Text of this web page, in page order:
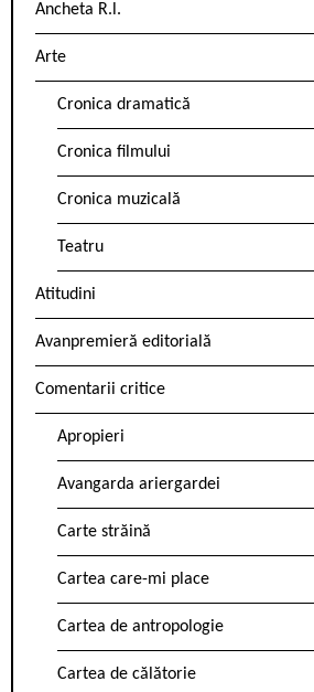
Ancheta R.l.
Arte
Cronica dramatică
Cronica filmului
Cronica muzicală
Teatru
Atitudini
Avanpremieră editorială
Comentarii critice
Apropieri
Avangarda ariergardei
Carte străină
Cartea care-mi place
Cartea de antropologie
Cartea de călătorie